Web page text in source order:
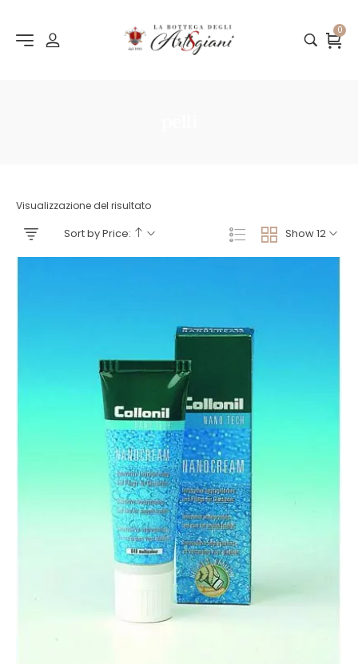
0
Visualizzazione del risultato
Show 12
Sort by Price: